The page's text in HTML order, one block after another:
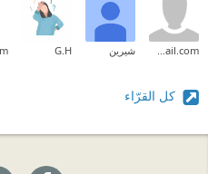
شيرين G.H
كل القرّاء